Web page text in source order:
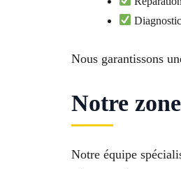
Nous garantissons
Notre
Notre équipe